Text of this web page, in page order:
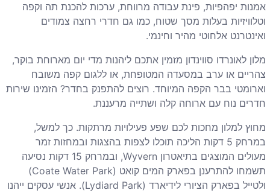
אמנות יפהפיות, פינת עבודה מרווחת, ערכות להכנת תה וקפה
וטלוויזיות בעלות מסך שטוח, כמו גם חדרי רחצה צמודים
ואינטרנט אלחוטי מהיר וחינמי.
מלון לאונרדו סווינדון מזמין אתכם ליהנות מדי יום מארוחת בוקר,
צהריים או ערב במסעדה המטופחת, או ללגום קפה משובח
וארומטי בבר הקפה המיוחד. רוצים להתפנק בחדר? הזמינו שירות
חדרים נוח עם ארוחה קלה ושתייה מרעננת.
מחוץ למלון מחכות לכם שפע פעילויות מרתקות. כך למשל,
במרחק 5 דקות הליכה תוכלו לצפות בהצגות ובמחזות זמר
מעולים המוצגים בתיאטרון Wyvern
, ובמרחק 15 דקות נסיעה
תשמחו להתרענן בפארק המים קואט (Coate Water Park
)
ולטייל בפארק הציורי לידיארד (Lydiard Park). אנשי עסקים ייהנו